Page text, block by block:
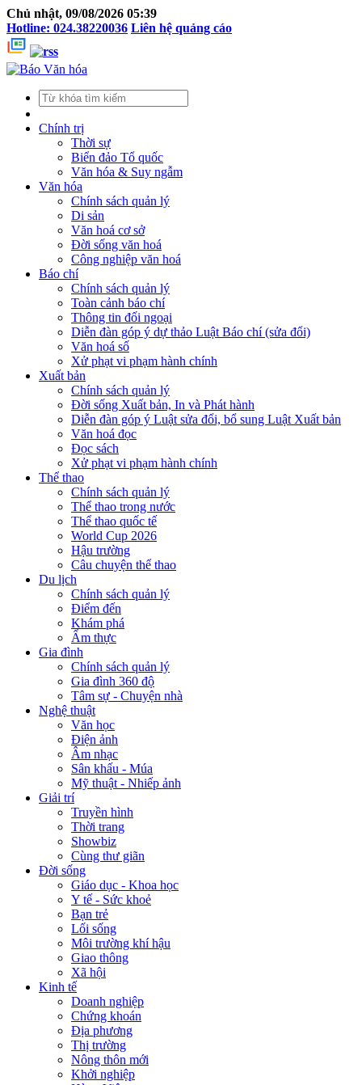
Chủ nhật, 09/08/2026 05:39
Hotline: 024.38220036 Liên hệ quảng cáo
Chính trị
Thời sự
Biển đảo Tổ quốc
Văn hóa & Suy ngẫm
Văn hóa
Chính sách quản lý
Di sản
Văn hoá cơ sở
Đời sống văn hoá
Công nghiệp văn hoá
Báo chí
Chính sách quản lý
Toàn cảnh báo chí
Thông tin đối ngoại
Diễn đàn góp ý dự thảo Luật Báo chí (sửa đổi)
Văn hoá số
Xử phạt vi phạm hành chính
Xuất bản
Chính sách quản lý
Đời sống Xuất bản, In và Phát hành
Diễn đàn góp ý Luật sửa đổi, bổ sung Luật Xuất bản
Văn hoá đọc
Đọc sách
Xử phạt vi phạm hành chính
Thể thao
Chính sách quản lý
Thể thao trong nước
Thể thao quốc tế
World Cup 2026
Hậu trường
Câu chuyện thể thao
Du lịch
Chính sách quản lý
Điểm đến
Khám phá
Ẩm thực
Gia đình
Chính sách quản lý
Gia đình 360 độ
Tâm sự - Chuyện nhà
Nghệ thuật
Văn học
Điện ảnh
Âm nhạc
Sân khấu - Múa
Mỹ thuật - Nhiếp ảnh
Giải trí
Truyền hình
Thời trang
Showbiz
Cùng thư giãn
Đời sống
Giáo dục - Khoa học
Y tế - Sức khoẻ
Bạn trẻ
Lối sống
Môi trường khí hậu
Giao thông
Xã hội
Kinh tế
Doanh nghiệp
Chứng khoán
Địa phương
Thị trường
Nông thôn mới
Khởi nghiệp